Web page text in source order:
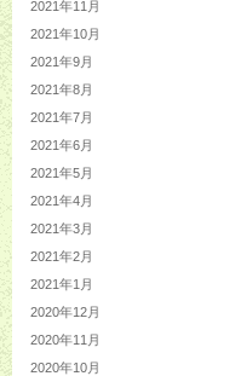
2021年11月
2021年10月
2021年9月
2021年8月
2021年7月
2021年6月
2021年5月
2021年4月
2021年3月
2021年2月
2021年1月
2020年12月
2020年11月
2020年10月